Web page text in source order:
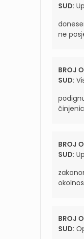
SUD:
ne
BROJ
SUD:
BROJ
SUD:
BROJ
SUD: